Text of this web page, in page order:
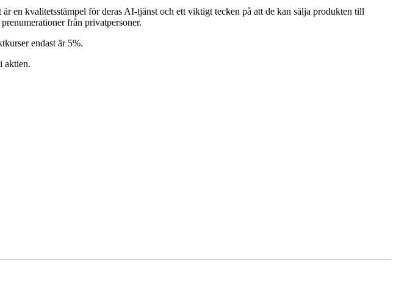
en kvalitetsstämpel för deras AI-tjänst och ett viktigt tecken på att de kan sälja produkten till
från privatpersoner.
endast är 5%.
aktien.